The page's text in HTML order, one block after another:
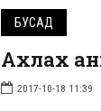
БУСАД
Ахлах
2017-10-18 11:39